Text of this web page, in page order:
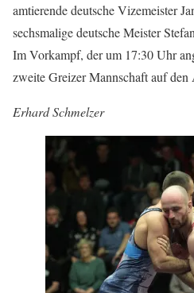
amtierende deutsche Vizemeister
sechsmalige deutsche Meister
Im Vorkampf, der um 17:30 Uhr
zweite Greizer Mannschaft auf den
Erhard Schmelzer